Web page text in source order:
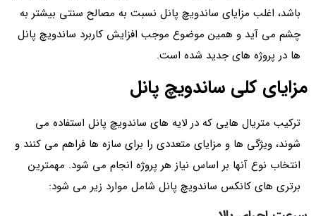
باشد، اغلب مزایای ساندویچ پانل نسبت به مصالح سنتی بیشتر به
چشم می آید و همین موضوع موجب افزایش کاربرد ساندویچ پانل
ها در پروژه های جدید شده است.
مزایای کلی ساندویچ پانل
ترکیب متریال‌ هایی که در لایه‌ های ساندویچ پانل استفاده می
شوند، ویژگی‌ ها و مزایای متعددی را برای سازه‌ ها فراهم می کنند و
انتخاب نوع آنها بر اساس نیاز هر پروژه انجام می شود. مهمترین
برتری‌ های کانکس ساندویچ پانل‌ شامل موارد زیر می شود: